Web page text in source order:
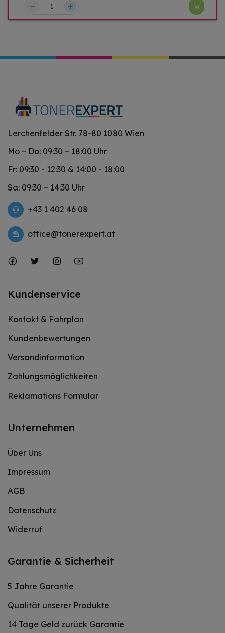
– +
Lerchenfelder Str. 78-80 1080 Wien
Mo – Do: 09:30 – 18:00 Uhr
Fr: 09:30 - 12:30 & 14:00 - 18:00
Sa: 09:30 – 14:30 Uhr
+43 1 402 46 08
office@tonerexpert.at
Kundenservice
Kontakt & Fahrplan
Kundenbewertungen
Versandinformation
Zahlungsmöglichkeiten
Reklamations Formular
Unternehmen
Über Uns
Impressum
AGB
Datenschutz
Widerruf
Garantie & Sicherheit
5 Jahre Garantie
Qualität unserer Produkte
14 Tage Geld zurück Garantie